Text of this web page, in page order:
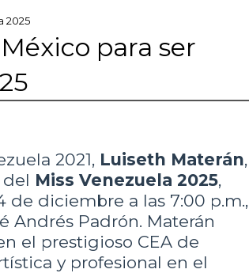
2025
para ser
2021, Luiseth Materán,
Miss Venezuela 2025,
de diciembre a las 7:00 p.m.,
Andrés Padrón. Materán
el prestigioso CEA de
y profesional en el